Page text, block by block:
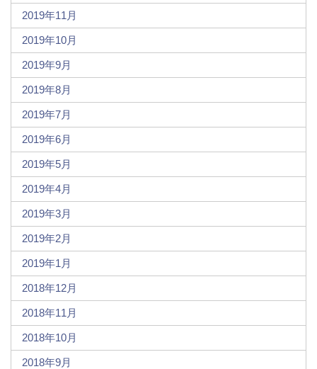
2019年11月
2019年10月
2019年9月
2019年8月
2019年7月
2019年6月
2019年5月
2019年4月
2019年3月
2019年2月
2019年1月
2018年12月
2018年11月
2018年10月
2018年9月